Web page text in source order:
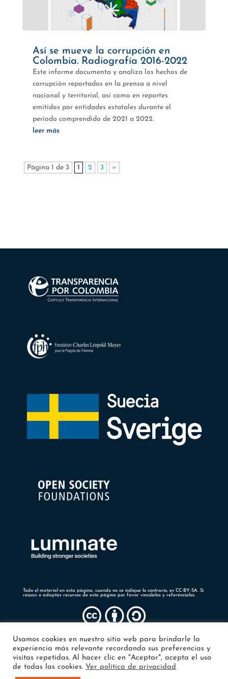
Así se mueve la corrupción en
Colombia. Radiografía 2016-2022
Este informe documenta y analiza los hechos de
corrupción reportados en la prensa a nivel
nacional y territorial, así como en reportes
emitidos por entidades estatales durante el
período comprendido de 2021 a 2022.
leer más
Página 1 de 3 1 2 3 »
Todo el material en esta página, cuando no se indique lo contrario, es CC-BY-SA. Si
reúsas o adaptas recursos de esta página por favor vincúlalos y referéncialos.
Usamos cookies en nuestro sitio web para brindarle la
experiencia más relevante recordando sus preferencias y
visitas repetidas. Al hacer clic en "Aceptar", acepta el uso
de todas las cookies. Ver política de privacidad